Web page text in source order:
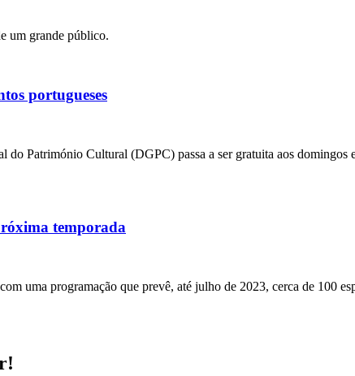
um grande público.
portugueses
Património Cultural (DGPC) passa a ser gratuita aos domingos
temporada
uma programação que prevê, até julho de 2023, cerca de 100